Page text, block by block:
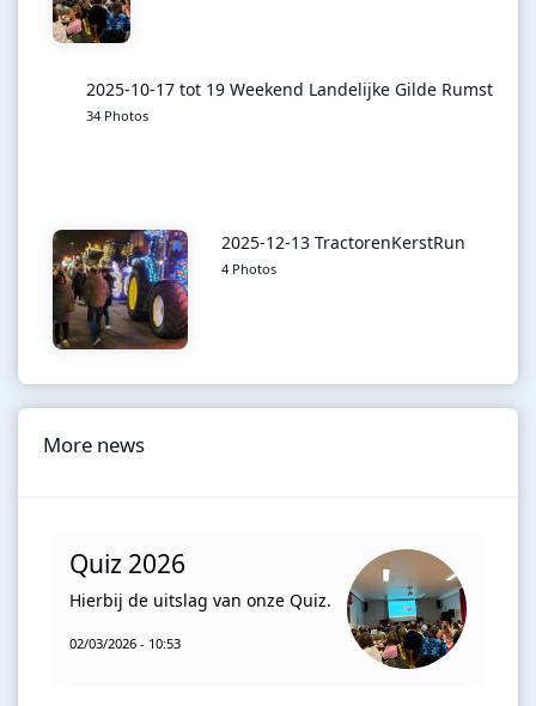
2025-10-17 tot 19 Weekend Landelijke Gilde Rumst
34 Photos
2025-12-13 TractorenKerstRun
4 Photos
More news
Quiz 2026
Hierbij de uitslag van onze Quiz.
02/03/2026 - 10:53